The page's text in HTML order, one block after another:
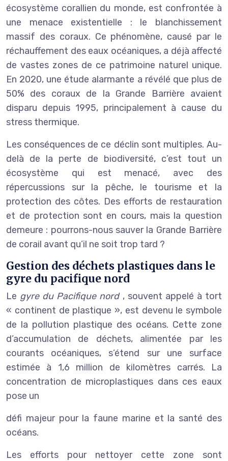
écosystème corallien du monde, est confrontée à
une menace existentielle : le blanchissement
massif des coraux. Ce phénomène, causé par le
réchauffement des eaux océaniques, a déjà affecté
de vastes zones de ce patrimoine naturel unique.
En 2020, une étude alarmante a révélé que plus de
50% des coraux de la Grande Barrière avaient
disparu depuis 1995, principalement à cause du
stress thermique.
Les conséquences de ce déclin sont multiples. Au-
delà de la perte de biodiversité, c’est tout un
écosystème qui est menacé, avec des
répercussions sur la pêche, le tourisme et la
protection des côtes. Des efforts de restauration
et de protection sont en cours, mais la question
demeure : pourrons-nous sauver la Grande Barrière
de corail avant qu’il ne soit trop tard ?
Gestion des déchets plastiques dans le
gyre du pacifique nord
Le gyre du Pacifique nord , souvent appelé à tort
« continent de plastique », est devenu le symbole
de la pollution plastique des océans. Cette zone
d’accumulation de déchets, alimentée par les
courants océaniques, s’étend sur une surface
estimée à 1,6 million de kilomètres carrés. La
concentration de microplastiques dans ces eaux
pose un
défi majeur pour la faune marine et la santé des
océans.
Les efforts pour nettoyer cette zone sont